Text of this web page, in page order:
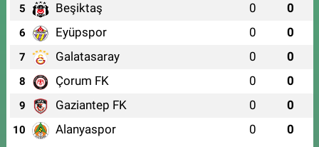
5 Beşiktaş 0 0
6 Eyüpspor 0 0
7 Galatasaray 0 0
8 Çorum FK 0 0
9 Gaziantep FK 0 0
10 Alanyaspor 0 0